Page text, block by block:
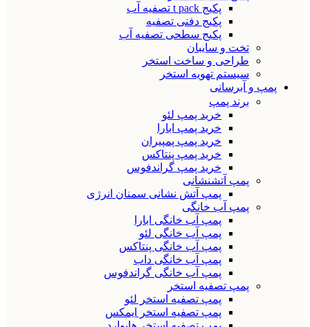
پکیج t pack تصفیه آب
پکیج دفنی تصفیه
پکیج سطحی تصفیه آب
تخت و سایبان
طراحی و ساخت استخر
سیستم تهویه استخر
پمپ و آبرسانی
برند پمپ
خرید پمپ لئو
خرید پمپ ابارا
خرید پمپ پمپیران
خرید پمپ پنتاکس
خرید پمپ گراندفوس
پمپ آتشنشانی
پمپ آتش نشانی سمنان انرژی
پمپ آب خانگی
پمپ آب خانگی ابارا
پمپ آب خانگی لئو
پمپ آب خانگی پنتاکس
پمپ آب خانگی داب
پمپ آب خانگی گراندفوس
پمپ تصفیه استخر
پمپ تصفیه استخر لئو
پمپ تصفیه استخر ایمکس